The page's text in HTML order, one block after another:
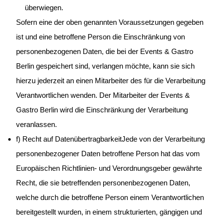
überwiegen.
Sofern eine der oben genannten Voraussetzungen gegeben
ist und eine betroffene Person die Einschränkung von
personenbezogenen Daten, die bei der Events & Gastro
Berlin gespeichert sind, verlangen möchte, kann sie sich
hierzu jederzeit an einen Mitarbeiter des für die Verarbeitung
Verantwortlichen wenden. Der Mitarbeiter der Events &
Gastro Berlin wird die Einschränkung der Verarbeitung
veranlassen.
f) Recht auf DatenübertragbarkeitJede von der Verarbeitung
personenbezogener Daten betroffene Person hat das vom
Europäischen Richtlinien- und Verordnungsgeber gewährte
Recht, die sie betreffenden personenbezogenen Daten,
welche durch die betroffene Person einem Verantwortlichen
bereitgestellt wurden, in einem strukturierten, gängigen und